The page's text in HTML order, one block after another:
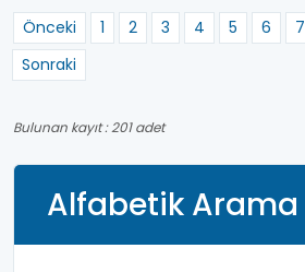
Önceki 1 2 3 4 5 6 7
Sonraki
Bulunan kayıt : 201 adet
Alfabetik Arama